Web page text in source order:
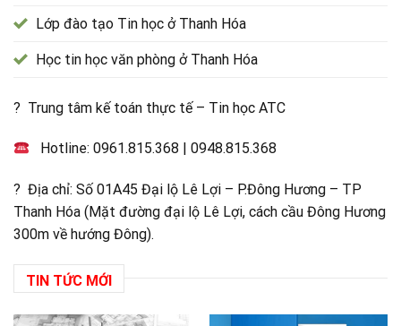
Lớp đào tạo Tin học ở Thanh Hóa
Học tin học văn phòng ở Thanh Hóa
? Trung tâm kế toán thực tế – Tin học ATC
Hotline:0961.815.368 |0948.815.368
? Địa chỉ: Số 01A45 Đại lộ Lê Lợi – P.Đông Hương – TP
Thanh Hóa (Mặt đường đại lộ Lê Lợi, cách cầu Đông Hương
300m về hướng Đông).
TIN TỨC MỚI